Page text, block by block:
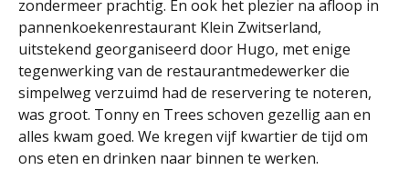
zondermeer prachtig. En ook het plezier na afloop in
pannenkoekenrestaurant Klein Zwitserland,
uitstekend georganiseerd door Hugo, met enige
tegenwerking van de restaurantmedewerker die
simpelweg verzuimd had de reservering te noteren,
was groot. Tonny en Trees schoven gezellig aan en
alles kwam goed. We kregen vijf kwartier de tijd om
ons eten en drinken naar binnen te werken.